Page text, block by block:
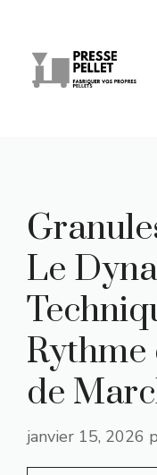
contenu
Le
Rythme
de
janvier 15, 2026